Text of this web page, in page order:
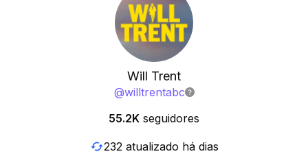
Will Trent
@willtrentabc
55.2K seguidores
232 atualizado há dias